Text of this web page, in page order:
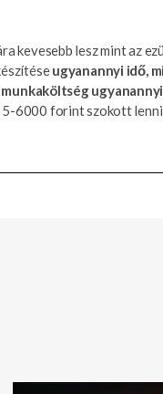
kevesebb lesz mint az
ugyanannyi idő,
munkaköltség
6000 forint szokott